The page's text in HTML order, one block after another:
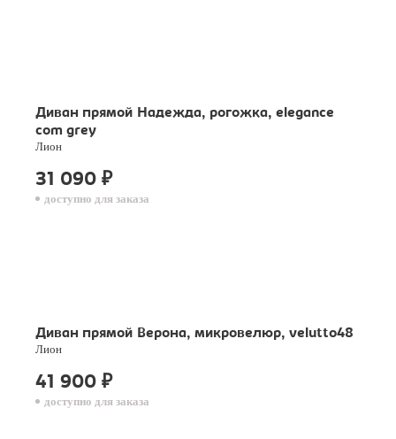
Диван прямой Надежда, рогожка, elegance
com grey
Лион
31 090 ₽
доступно для заказа
Диван прямой Верона, микровелюр, velutto48
Лион
41 900 ₽
доступно для заказа